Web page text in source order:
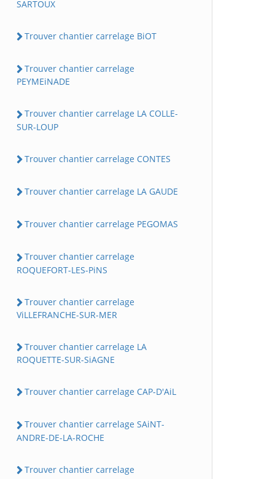
SARTOUX
Trouver chantier carrelage BiOT
Trouver chantier carrelage
PEYMEiNADE
Trouver chantier carrelage LA COLLE-
SUR-LOUP
Trouver chantier carrelage CONTES
Trouver chantier carrelage LA GAUDE
Trouver chantier carrelage PEGOMAS
Trouver chantier carrelage
ROQUEFORT-LES-PiNS
Trouver chantier carrelage
ViLLEFRANCHE-SUR-MER
Trouver chantier carrelage LA
ROQUETTE-SUR-SiAGNE
Trouver chantier carrelage CAP-D'AiL
Trouver chantier carrelage SAiNT-
ANDRE-DE-LA-ROCHE
Trouver chantier carrelage